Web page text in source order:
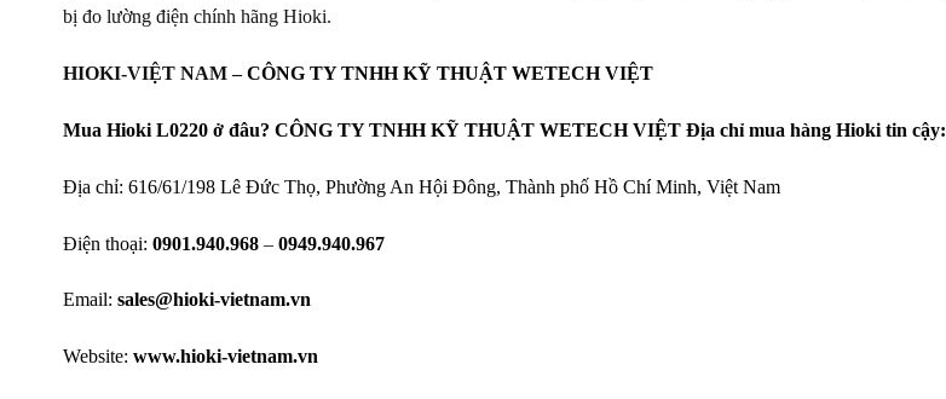
bị đo lường điện chính hãng Hioki.
HIOKI-VIỆT NAM –CÔNG TY TNHH KỸ THUẬT WETECH VIỆT
Mua Hioki L0220 ở đâu? CÔNG TY TNHH KỸ THUẬT WETECH VIỆT Địa chỉ mua hàng Hioki tin cậy:
Địa chỉ: 616/61/198 Lê Đức Thọ, Phường An Hội Đông, Thành phố Hồ Chí Minh, Việt Nam
Điện thoại: 0901.940.968 – 0949.940.967
Email: sales@hioki-vietnam.vn
Website: www.hioki-vietnam.vn